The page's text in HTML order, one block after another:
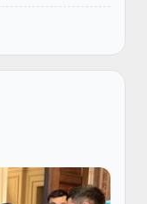
ҳал кунад.